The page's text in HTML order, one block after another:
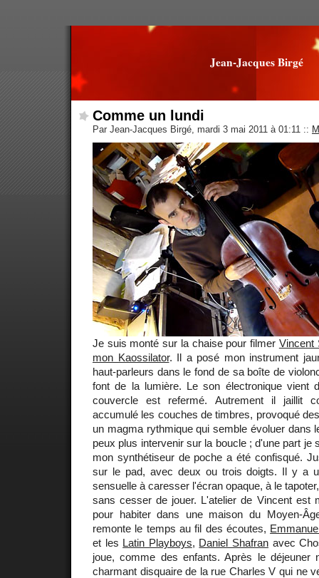
Jean-Jacques Birgé
Comme un lundi
Par Jean-Jacques Birgé, mardi 3 mai 2011 à 01:11 ::
Je suis monté sur la chaise pour filmer Vincent
mon Kaossilator. Il a posé mon instrument
haut-parleurs dans le fond de sa boîte de
font de la lumière. Le son électronique vient
couvercle est refermé. Autrement il jaillit
accumulé les couches de timbres, provoqué
un magma rythmique qui semble évoluer dans
peux plus intervenir sur la boucle ; d'une part je
mon synthétiseur de poche a été confisqué.
sur le pad, avec deux ou trois doigts. Il y a
sensuelle à caresser l'écran opaque, à le
sans cesser de jouer. L'atelier de Vincent est
pour habiter dans une maison du Moyen-
remonte le temps au fil des écoutes,
et les Latin Playboys, Daniel Shafran avec
joue, comme des enfants. Après le déjeuner
charmant disquaire de la rue Charles V qui ne